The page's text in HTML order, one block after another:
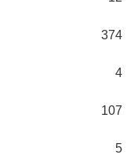
374
4
107
5